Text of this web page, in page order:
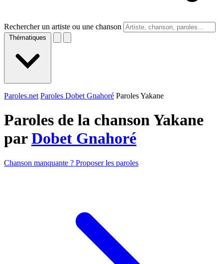
Rechercher un artiste ou une chanson
Thématiques
Paroles.net Paroles Dobet Gnahoré Paroles Yakane
Paroles de la chanson Yakane
parDobet Gnahoré
Chanson manquante ? Proposer les paroles